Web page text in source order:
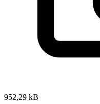
952,29 kB